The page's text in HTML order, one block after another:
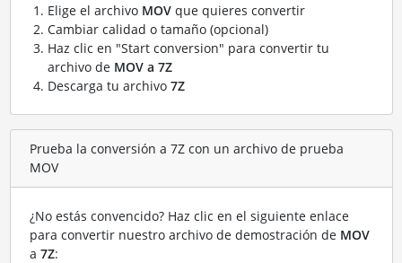
Elige el archivo MOVque quieres convertir
Cambiar calidad o tamaño (opcional)
Haz clic en "Start conversion" para convertir tu
archivo de MOV a 7Z
Descarga tu archivo 7Z
Prueba la conversión a 7Z con un archivo de prueba
MOV
¿No estás convencido? Haz clic en el siguiente enlace
para convertir nuestro archivo de demostración de MOV
a 7Z: